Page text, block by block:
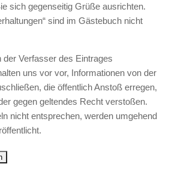
sich gegenseitig Grüße ausrichten.
sind im Gästebuch nicht
der Verfasser des Eintrages
uns vor vor, Informationen von der
die öffentlich Anstoß erregen,
gegen geltendes Recht verstoßen.
nicht entsprechen, werden umgehend